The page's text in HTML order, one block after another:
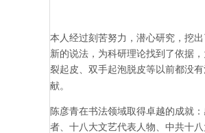
本人经过刻苦努力，潜心研究，挖
新的说法，为科研理论找到了依据
裂起皮、双手起泡脱皮等以前都没
献。
陈彦青在书法领域取得卓越的成就
者、十八大文艺代表人物、中共十